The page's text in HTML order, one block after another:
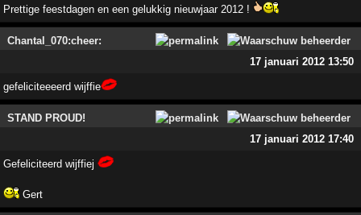
Prettige feestdagen en een gelukkig nieuwjaar 2012 !
Chantal_070:cheer:
17 januari 2012 13:50
gefeliciteeeerd wijffie
STAND PROUD!
17 januari 2012 17:40
Gefeliciteerd wijffiej
Gert